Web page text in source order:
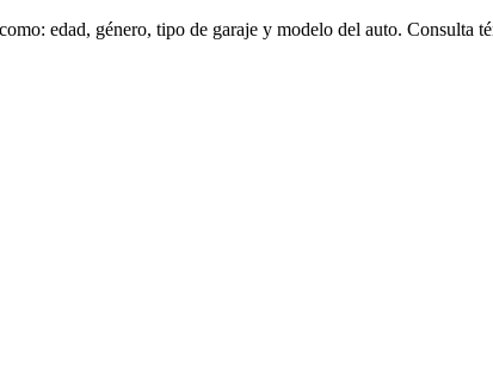
edad, género, tipo de garaje y modelo del auto. Consulta